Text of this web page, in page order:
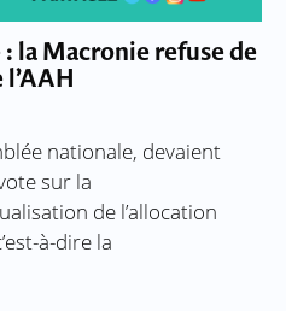
la Macronie refuse de
nationale, devaient
sur la
de l’allocation
à-dire la